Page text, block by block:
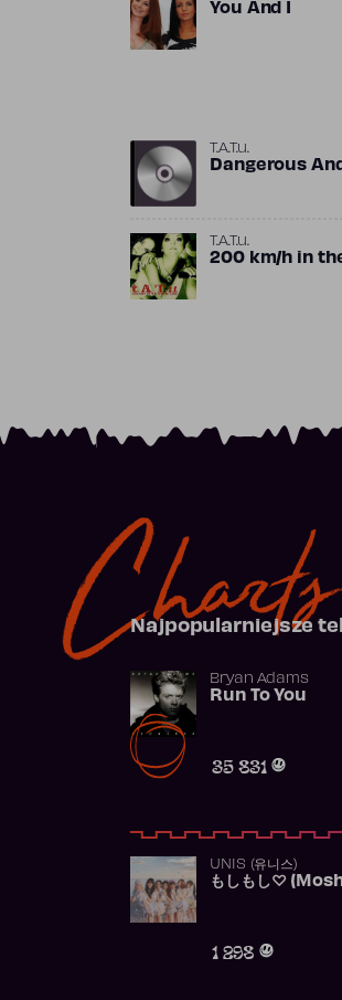
You And I
T.A.T.u.
Dangerous
T.A.T.u.
200 km/h in
Charts
Najpopularniejsze
Bryan Adams
Run To You
35 831
UNIS (유니스)
もしもし♡
1 298